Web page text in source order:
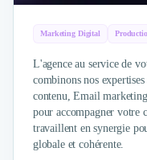
Marketing Digital
L'agence au service de
combinons nos
contenu, Email
pour accompagner votre
travaillent en synergie
globale et cohérente.